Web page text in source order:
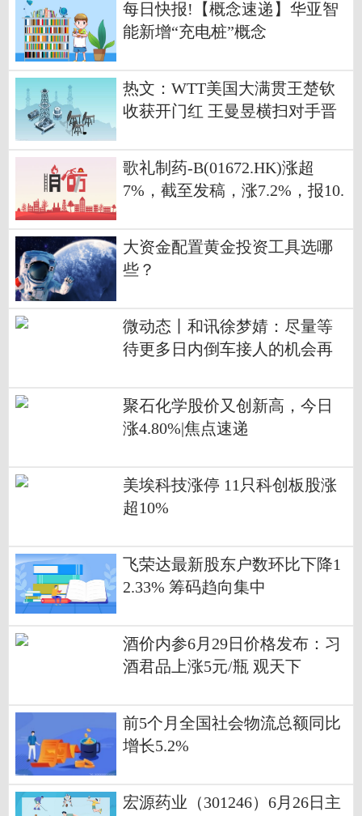
每日快报!【概念速递】华亚智
能新增“充电桩”概念
热文：WTT美国大满贯王楚钦
收获开门红 王曼昱横扫对手晋
歌礼制药-B(01672.HK)涨超
7%，截至发稿，涨7.2%，报10.
大资金配置黄金投资工具选哪
些？
微动态丨和讯徐梦婧：尽量等
待更多日内倒车接人的机会再
聚石化学股价又创新高，今日
涨4.80%|焦点速递
美埃科技涨停 11只科创板股涨
超10%
飞荣达最新股东户数环比下降1
2.33% 筹码趋向集中
酒价内参6月29日价格发布：习
酒君品上涨5元/瓶 观天下
前5个月全国社会物流总额同比
增长5.2%
宏源药业（301246）6月26日主